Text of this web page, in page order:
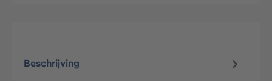
Beschrijving